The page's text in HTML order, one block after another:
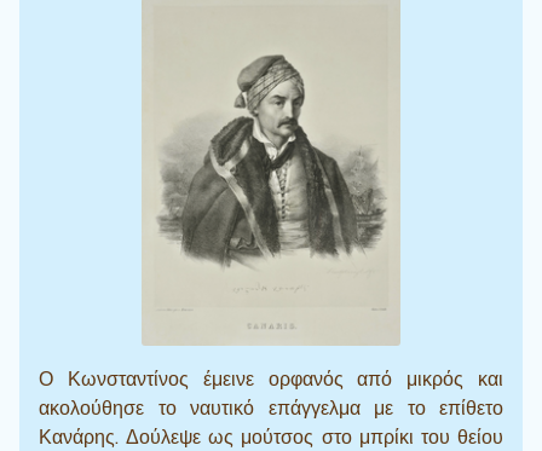
Ο Κωνσταντίνος έμεινε ορφανός από μικρός και
ακολούθησε το ναυτικό επάγγελμα με το επίθετο
Κανάρης. Δούλεψε ως μούτσος στο μπρίκι του θείου